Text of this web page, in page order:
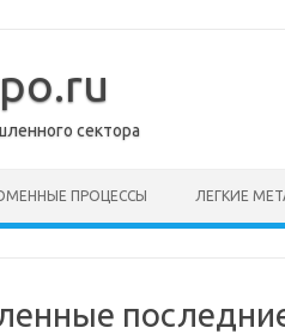
сектора
ПРОЦЕССЫ ЛЕГКИЕ